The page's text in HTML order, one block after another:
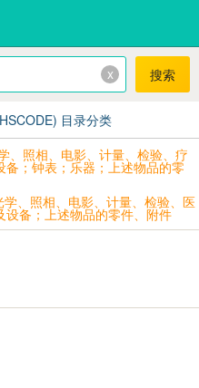
x 搜索
目录分类
、照相、电影、计量、检验、疗
；钟表；乐器；上述物品的零
、照相、电影、计量、检验、医
备；上述物品的零件、附件